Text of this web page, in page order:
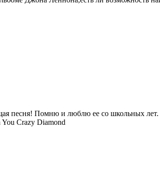
песня! Помню и люблю ее со школьных
Crazy Diamond